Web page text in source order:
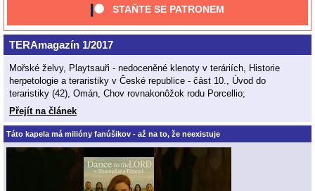
STAŇTE SE PATRONEM
TERAmagazín 1/2017
Mořské želvy, Playtsauři - nedoceněné klenoty v teráriích, Historie
herpetologie a teraristiky v České republice - část 10., Úvod do
teraristiky (42), Omán, Chov rovnakonôžok rodu Porcellio;
Přejít na článek
Táto kapela má milióny fanúšikov - až na to, že neexistuje